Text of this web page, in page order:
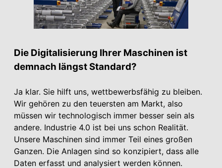
Die Digitalisierung Ihrer Maschinen ist
demnach längst Standard?
Ja klar. Sie hilft uns, wettbewerbsfähig zu bleiben.
Wir gehören zu den teuersten am Markt, also
müssen wir technologisch immer besser sein als
andere. Industrie 4.0 ist bei uns schon Realität.
Unsere Maschinen sind immer Teil eines großen
Ganzen. Die Anlagen sind so konzipiert, dass alle
Daten erfasst und analysiert werden können.